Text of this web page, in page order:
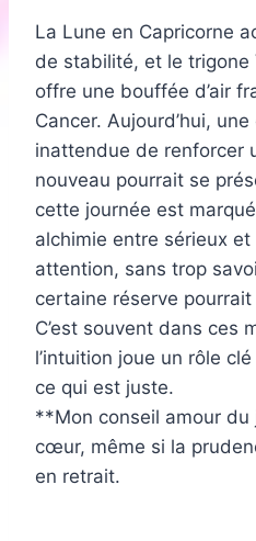
La Lune en Capricorne
de stabilité, et le trigone
offre une bouffée d’air
Cancer. Aujourd’hui,
inattendue de renforcer
nouveau pourrait se
cette journée est
alchimie entre sérieux
attention, sans trop
certaine réserve
C’est souvent dans ces
l’intuition joue un rôle
ce qui est juste.
**Mon conseil amour
cœur, même si la
en retrait.